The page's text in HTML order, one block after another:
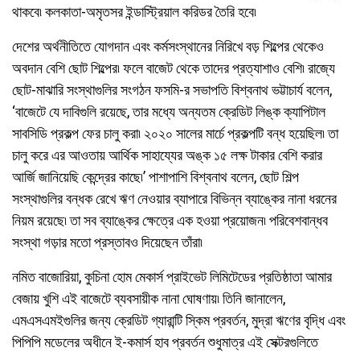
থাকবে৷ কলকাতা-অমৃতসর ইন্ডাস্ট্রিয়াল করিডর তৈরি হবে৷
দেশের অর্থনীতিতে যোগদান এবং কর্মসংস্থানের নিরিখে বড় শিল্পের থেকেও
অবদান বেশি ছোট শিল্পের৷ ফলে বাজেট থেকে তাদের প্রত্যাশাও বেশি৷ রাজ্যে
ছোট-মাঝারি সংস্থাগুলির সংগঠন ফসমি-র সভাপতি বিশ্বনাথ ভট্টাচার্য বলেন,
‘বাজেটে যে দাবিগুলি রয়েছে, তার মধ্যে অন্যতম ক্রেডিট লিঙ্ক ক্যাপিটাল
সাবসিডি প্রকল্প ফের চালু করা৷ ২০২০ সালের মার্চে প্রকল্পটি বন্ধ হয়েছিল৷ তা
চালু করে এর আওতায় আর্থিক সাহায্যের অঙ্ক ১৫ লক্ষ টাকার বেশি করার
আর্জি জানিয়েছি কেন্দ্রের কাছে৷’ পাশাপাশি বিশ্বনাথ বলেন, ছোট শিল্প
সংস্থাগুলির বন্ধক রেখে ঋণ নেওয়ার ব্যাপারে বিভিন্ন ব্যাঙ্কের নানা ধরনের
নিয়ম রয়েছে৷ তা সব ব্যাঙ্কের ক্ষেত্রে এক হওয়া প্রয়োজন৷ পরিবেশবান্ধব
সংস্থা গড়ার মতো প্রস্তাবও দিয়েছেন তাঁরা৷
নমিত বাজোরিয়া, কুচিনা হোম মেকার্স প্রাইভেট লিমিটেডের প্রতিষ্ঠাতা আমার
বেজায় খুশি এই বাজেটে ব্যবসায়ীক নানা ঘোষণায়৷ তিনি জানালেন,
এমএসএমইগুলির জন্য ক্রেডিট গ্যারান্টি স্কিম প্রবর্তন, মুদ্রা ঋণের বৃদ্ধি এবং
পিপিপি মডেলের অধীনে ই-কমার্স হাব প্রবর্তন শুধুমাত্র এই সেক্টরগুলিতে